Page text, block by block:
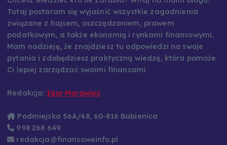
Tutaj postaram się wyjaśnić wszystkie zagadnienia
związane z hajsem, oszczędzaniem, prawem
podatkowym, a także ekonomią i rynkami finansowymi.
Mam nadzieję, że znajdziesz tu odpowiedzi na swoje
pytania i zdobędziesz praktyczną wiedzę, która pomoże
Ci lepiej zarządzać swoimi finansami.
Redakcja: Igor Morawiec
Podmiejska 56A/48, 60-816 Babienica
998 268 649
redakcja@finansoweinfo.pl